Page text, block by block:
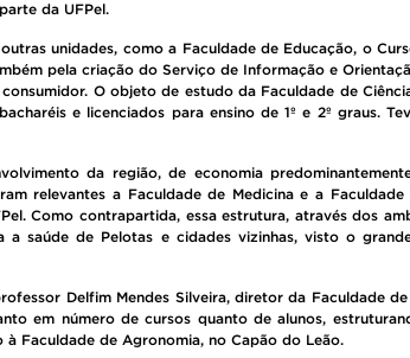
da UFPel.
unidades, como a Faculdade de Educação, o
pela criação do Serviço de Informação e
O objeto de estudo da Faculdade de
e licenciados para ensino de 1º e 2º graus.
da região, de economia
relevantes a Faculdade de Medicina e a
Como contrapartida, essa estrutura, através dos
saúde de Pelotas e cidades vizinhas, visto o
Delfim Mendes Silveira, diretor da Faculdade
em número de cursos quanto de alunos,
Faculdade de Agronomia, no Capão do Leão.